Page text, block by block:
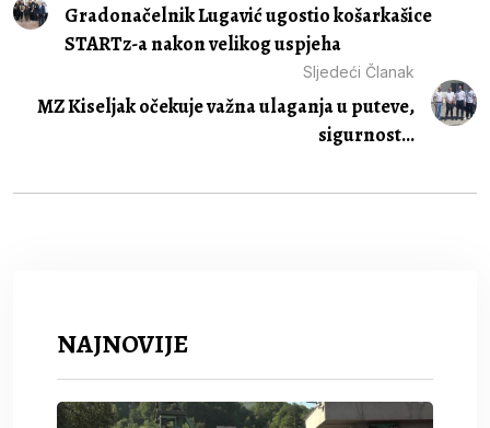
Gradonačelnik Lugavić ugostio košarkašice
STARTz-a nakon velikog uspjeha
Sljedeći Članak
MZ Kiseljak očekuje važna ulaganja u puteve,
sigurnost...
NAJNOVIJE